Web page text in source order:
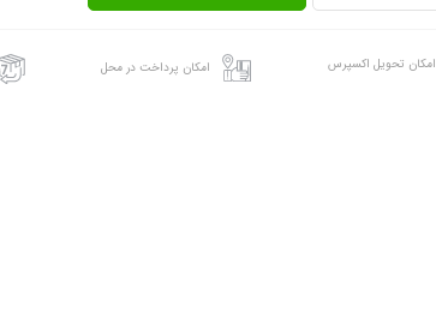
امکان تحویل اکسپرس امکان پرداخت در محل